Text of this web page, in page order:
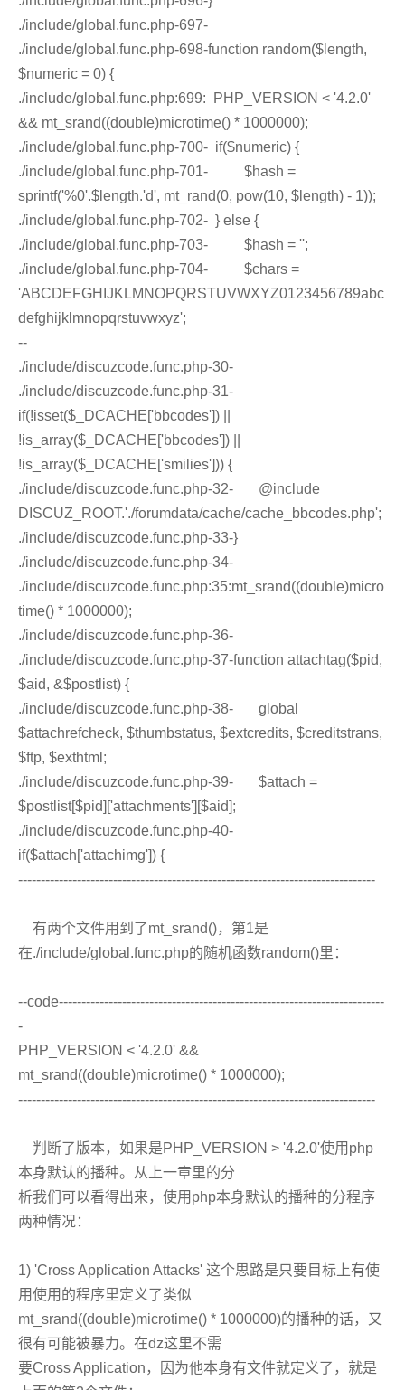
./include/global.func.php-697-
./include/global.func.php-698-function random($length,
$numeric = 0) {
./include/global.func.php:699: PHP_VERSION < '4.2.0'
&& mt_srand((double)microtime() * 1000000);
./include/global.func.php-700- if($numeric) {
./include/global.func.php-701- $hash =
sprintf('%0'.$length.'d', mt_rand(0, pow(10, $length) - 1));
./include/global.func.php-702- } else {
./include/global.func.php-703- $hash = '';
./include/global.func.php-704- $chars =
'ABCDEFGHIJKLMNOPQRSTUVWXYZ0123456789abc
defghijklmnopqrstuvwxyz';
--
./include/discuzcode.func.php-30-
./include/discuzcode.func.php-31-
if(!isset($_DCACHE['bbcodes']) ||
!is_array($_DCACHE['bbcodes']) ||
!is_array($_DCACHE['smilies'])) {
./include/discuzcode.func.php-32- @include
DISCUZ_ROOT.'./forumdata/cache/cache_bbcodes.php';
./include/discuzcode.func.php-33-}
./include/discuzcode.func.php-34-
./include/discuzcode.func.php:35:mt_srand((double)micro
time() * 1000000);
./include/discuzcode.func.php-36-
./include/discuzcode.func.php-37-function attachtag($pid,
$aid, &$postlist) {
./include/discuzcode.func.php-38- global
$attachrefcheck, $thumbstatus, $extcredits, $creditstrans,
$ftp, $exthtml;
./include/discuzcode.func.php-39- $attach =
$postlist[$pid]['attachments'][$aid];
./include/discuzcode.func.php-40-
if($attach['attachimg']) {
-------------------------------------------------------------------------------
有两个文件用到了mt_srand()，第1是
在./include/global.func.php的随机函数random()里：
--code------------------------------------------------------------------------
-
PHP_VERSION < '4.2.0' &&
mt_srand((double)microtime() * 1000000);
-------------------------------------------------------------------------------
判断了版本，如果是PHP_VERSION > '4.2.0'使用php
本身默认的播种。从上一章里的分
析我们可以看得出来，使用php本身默认的播种的分程序
两种情况：
1) 'Cross Application Attacks' 这个思路是只要目标上有使
用使用的程序里定义了类似
mt_srand((double)microtime() * 1000000)的播种的话，又
很有可能被暴力。在dz这里不需
要Cross Application，因为他本身有文件就定义了，就是